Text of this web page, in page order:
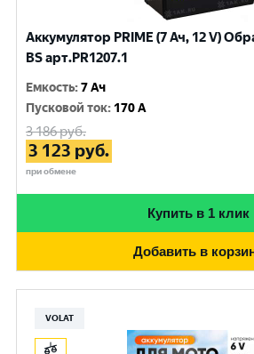
Аккумулятор PRIME (7 Ач, 12 V)
BS арт.PR1207.1
Емкость:7 Ач
Пусковой ток: 170 A
3 186руб.
3 123 руб.
при обмене
Купить в 1 клик
Добавить в
VOLAT